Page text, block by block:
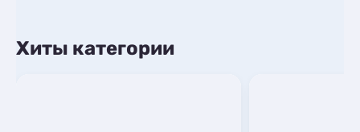
Хиты категории